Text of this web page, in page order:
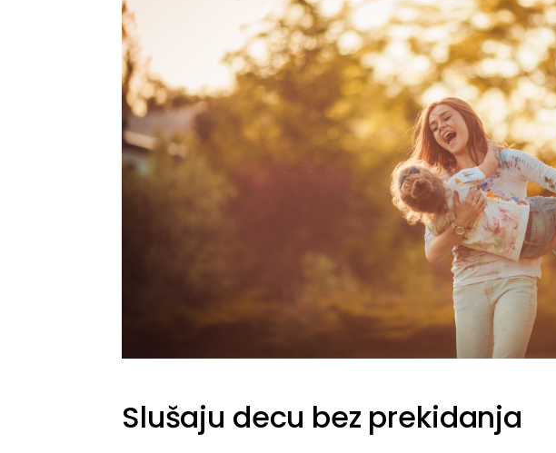
Slušaju decu bez prekidanja